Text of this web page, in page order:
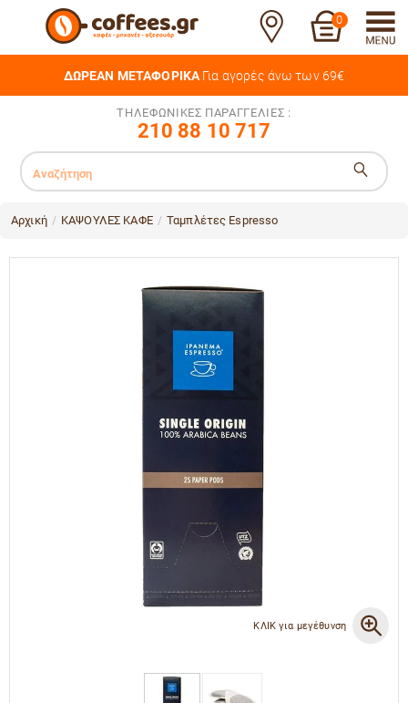
0
ΔΩΡΕΑΝ ΜΕΤΑΦΟΡΙΚΑ Για αγορές άνω των 69€
ΤΗΛΕΦΩΝΙΚΕΣ ΠΑΡΑΓΓΕΛΙΕΣ :
210 88 10 717
Αρχική / ΚΑΨΟΥΛΕΣ ΚΑΦΕ / Ταμπλέτες Espresso
ΚΛΙΚ για μεγέθυνση